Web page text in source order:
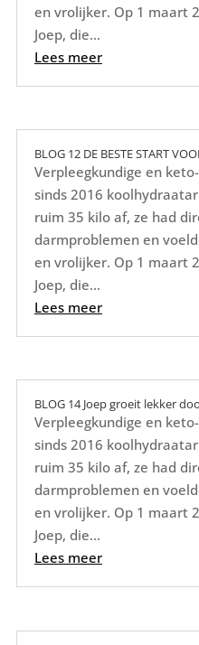
en vrolijker. Op 1 maart
Joep, die...
Lees meer
BLOG 12 DE BESTE START
Verpleegkundige en
sinds 2016
ruim 35 kilo af, ze had
darmproblemen en
en vrolijker. Op 1 maart
Joep, die...
Lees meer
BLOG 14 Joep groeit lekker
Verpleegkundige en
sinds 2016
ruim 35 kilo af, ze had
darmproblemen en
en vrolijker. Op 1 maart
Joep, die...
Lees meer